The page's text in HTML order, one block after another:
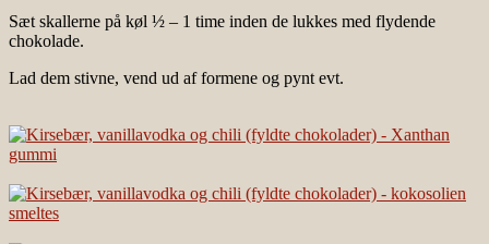
Sæt skallerne på køl ½ – 1 time inden de lukkes med flydende
chokolade.
Lad dem stivne, vend ud af formene og pynt evt.